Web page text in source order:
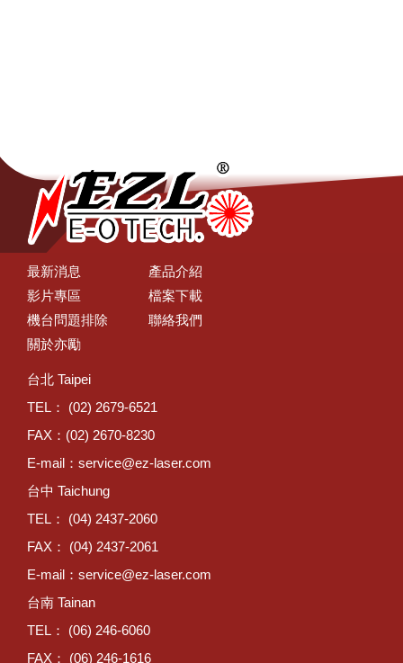
最新消息
產品介紹
影片專區
檔案下載
機台問題排除
聯絡我們
關於亦勵
台北 Taipei
TEL： (02) 2679-6521
FAX：(02) 2670-8230
E-mail： service@ez-laser.com
台中 Taichung
TEL： (04) 2437-2060
FAX： (04) 2437-2061
E-mail： service@ez-laser.com
台南 Tainan
TEL： (06) 246-6060
FAX： (06) 246-1616